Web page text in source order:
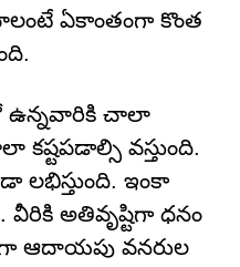
ఏకాంతంగా కొంత
ఉన్నవారికి చాలా
వస్తుంది.
లభిస్తుంది. ఇంకా
వీరికి అతివృష్టిగా ధనం
ఆదాయపు వనరుల